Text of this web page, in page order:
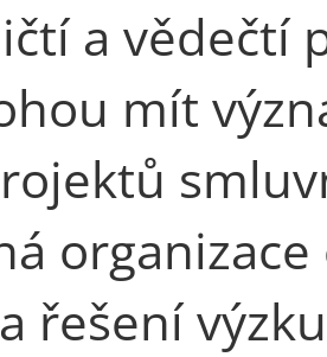
a vědečtí
mít
řešení